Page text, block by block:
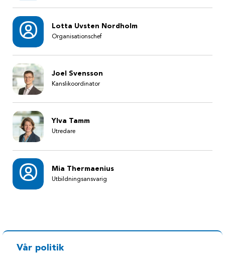
Lotta Uvsten Nordholm
Organisationschef
Joel Svensson
Kanslikoordinator
Ylva Tamm
Utredare
Mia Thermaenius
Utbildningsansvarig
Vår politik